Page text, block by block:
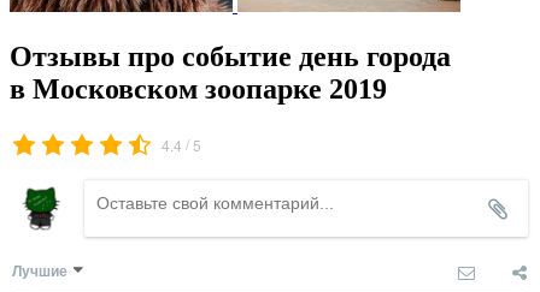
Отзывы про событие день города
в Московском зоопарке 2019
4.4 / 5
Лучшие